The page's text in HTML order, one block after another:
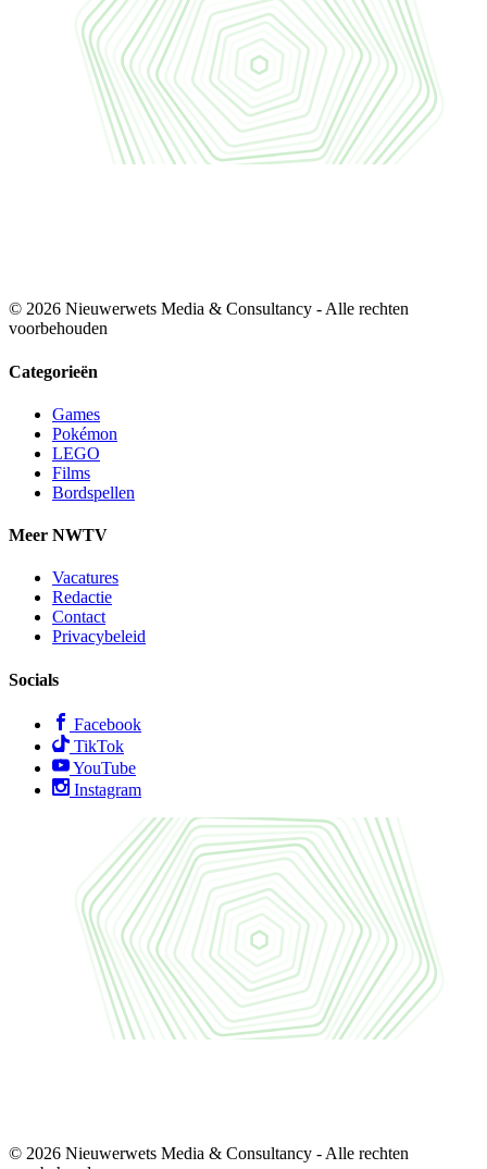
© 2026 Nieuwerwets Media & Consultancy - Alle rechten
voorbehouden
Categorieën
Games
Pokémon
LEGO
Films
Bordspellen
Meer NWTV
Vacatures
Redactie
Contact
Privacybeleid
Socials
Facebook
TikTok
YouTube
Instagram
© 2026 Nieuwerwets Media & Consultancy - Alle rechten